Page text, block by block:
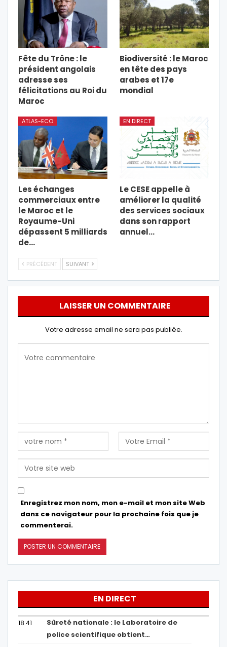
Fête du Trône : le
président angolais
adresse ses
félicitations au Roi du
Maroc
Biodiversité : le Maroc
en tête des pays
arabes et 17e
mondial
ATLAS-ECO
Les échanges
commerciaux entre
le Maroc et le
Royaume-Uni
dépassent 5 milliards
de…
EN DIRECT
Le CESE appelle à
améliorer la qualité
des services sociaux
dans son rapport
annuel…
PRÉCÉDENT SUIVANT
LAISSER UN COMMENTAIRE
Votre adresse email ne sera pas publiée.
Enregistrez mon nom, mon e-mail et mon site Web
dans ce navigateur pour la prochaine fois que je
commenterai.
EN DIRECT
18:41
Sûreté nationale : le Laboratoire de
police scientifique obtient…